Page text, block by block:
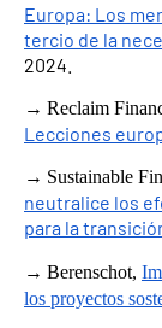
Europa: Los
tercio de la
2024.
→ Reclaim
Lecciones
→ Sustainable
neutralice los
para la
→ Berenschot,
los proyectos